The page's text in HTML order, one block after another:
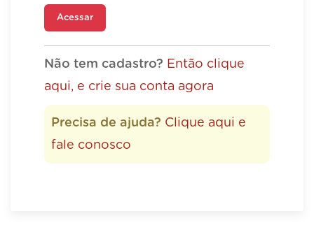
Acessar
Não tem cadastro? Então clique
aqui, e crie sua conta agora
Precisa de ajuda? Clique aqui e
fale conosco